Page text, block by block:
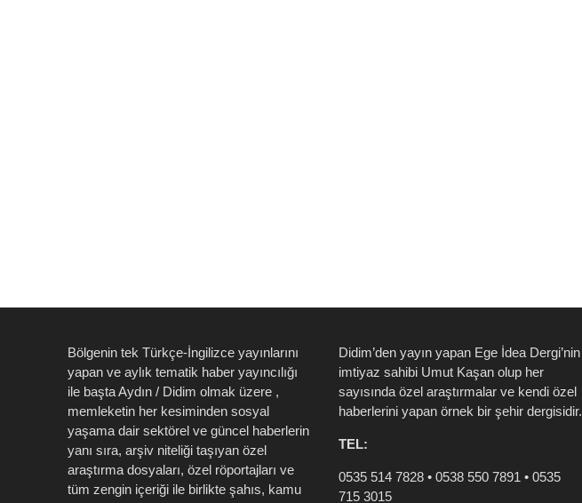
Bölgenin tek Türkçe-İngilizce yayınlarını
yapan ve aylık tematik haber yayıncılığı
ile başta Aydın / Didim olmak üzere ,
memleketin her kesiminden sosyal
yaşama dair sektörel ve güncel haberlerin
yanı sıra, arşiv niteliği taşıyan özel
araştırma dosyaları, özel röportajları ve
tüm zengin içeriği ile birlikte şahıs, kamu
Didim’den yayın yapan Ege İdea Dergi’nin
imtiyaz sahibi Umut Kaşan olup her
sayısında özel araştırmalar ve kendi özel
haberlerini yapan örnek bir şehir dergisidir.
TEL:
0535 514 7828 • 0538 550 7891 • 0535
715 3015